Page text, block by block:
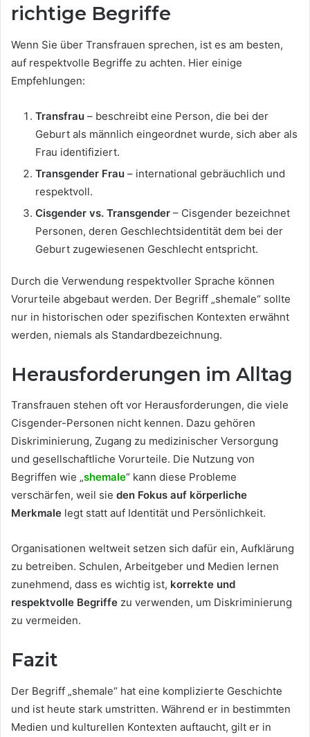
richtige Begriffe
Wenn Sie über Transfrauen sprechen, ist es am besten,
auf respektvolle Begriffe zu achten. Hier einige
Empfehlungen:
Transfrau – beschreibt eine Person, die bei der
Geburt als männlich eingeordnet wurde, sich aber als
Frau identifiziert.
Transgender Frau – international gebräuchlich und
respektvoll.
Cisgender vs. Transgender – Cisgender bezeichnet
Personen, deren Geschlechtsidentität dem bei der
Geburt zugewiesenen Geschlecht entspricht.
Durch die Verwendung respektvoller Sprache können
Vorurteile abgebaut werden. Der Begriff „shemale“ sollte
nur in historischen oder spezifischen Kontexten erwähnt
werden, niemals als Standardbezeichnung.
Herausforderungen im Alltag
Transfrauen stehen oft vor Herausforderungen, die viele
Cisgender-Personen nicht kennen. Dazu gehören
Diskriminierung, Zugang zu medizinischer Versorgung
und gesellschaftliche Vorurteile. Die Nutzung von
Begriffen wie „shemale“ kann diese Probleme
verschärfen, weil sie den Fokus auf körperliche
Merkmale legt statt auf Identität und Persönlichkeit.
Organisationen weltweit setzen sich dafür ein, Aufklärung
zu betreiben. Schulen, Arbeitgeber und Medien lernen
zunehmend, dass es wichtig ist, korrekte und
respektvolle Begriffe zu verwenden, um Diskriminierung
zu vermeiden.
Fazit
Der Begriff „shemale“ hat eine komplizierte Geschichte
und ist heute stark umstritten. Während er in bestimmten
Medien und kulturellen Kontexten auftaucht, gilt er in